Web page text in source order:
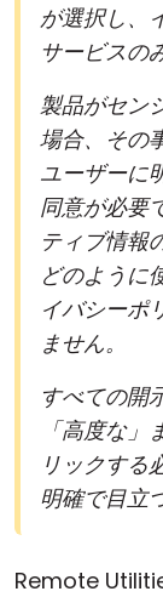
が選択し、
サービスの
製品がセン
場合、その
ユーザーに
同意が必要
ティブ情報
どのように
イバシーポ
ません。
すべての開
「高度な
リックする
明確で目立
Remote